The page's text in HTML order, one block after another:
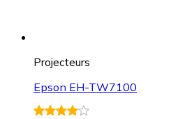
Projecteurs
Epson EH-TW7100